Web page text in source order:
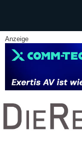
Anzeige